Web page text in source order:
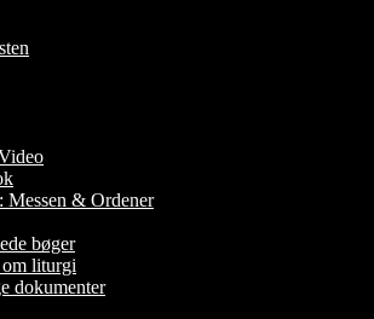
Messen & Ordener
bøger
liturgi
dokumenter